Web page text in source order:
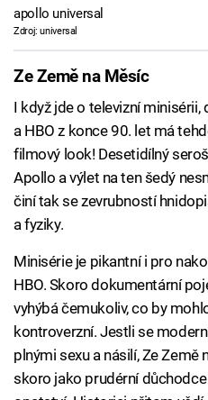
apollo universal
Zdroj: universal
Ze Země na Měsíc
I když jde o televizní
a HBO z konce 90. let má
filmový look! Desetidílný
Apollo a výlet na ten šedý
činí tak se zevrubností
a fyziky.
Minisérie je pikantní i pro
HBO. Skoro dokumentární
vyhýbá čemukoliv, co by
kontroverzní. Jestli se
plnými sexu a násilí, Ze Země
skoro jako prudérní